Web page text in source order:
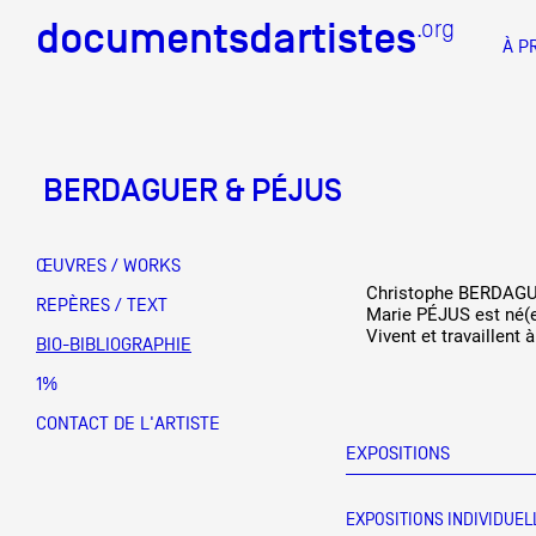
documentsdartistes.org
À
DOCUMENTS D'ARTISTES PACA
DE A à
documentsdartistes.org
Équipe
Partenaires
Crédits
Actions
Documentation
BERDAGUER & PÉJUS
ŒUVRES / WORKS
REPÈRES / TEXT
BIO-BIBLIOGRAPHIE
1%
CONTACT DE L'ARTISTE
Christophe
Marie PÉJUS est
Vivent et travaillent
EXPOSITIONS
EXPOSITIONS